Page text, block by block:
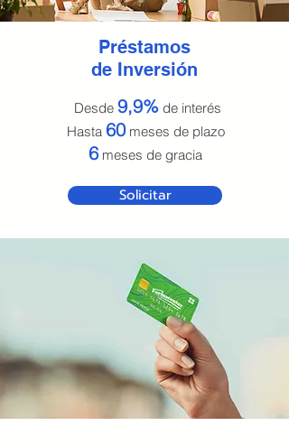
Préstamos
de Inversión
Desde 9,9%de interés
Hasta 60meses deplazo
6 meses de gracia
Solicitar